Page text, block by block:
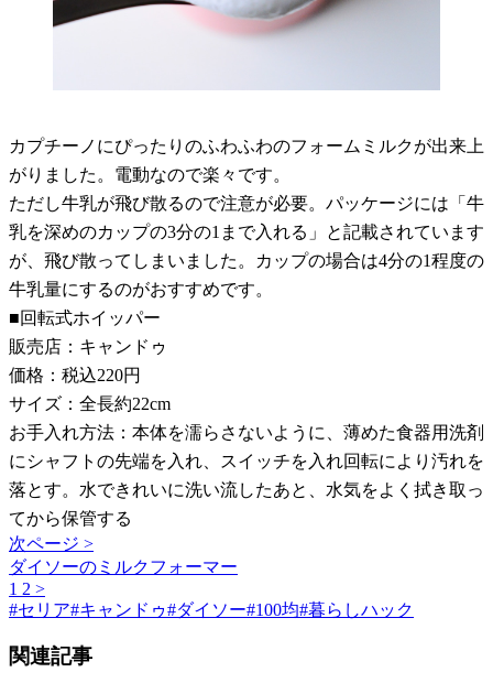
カプチーノにぴったりのふわふわのフォームミルクが出来上
がりました。電動なので楽々です。
ただし牛乳が飛び散るので注意が必要。パッケージには「牛
乳を深めのカップの3分の1まで入れる」と記載されています
が、飛び散ってしまいました。カップの場合は4分の1程度の
牛乳量にするのがおすすめです。
■回転式ホイッパー
販売店：キャンドゥ
価格：税込220円
サイズ：全長約22cm
お手入れ方法：本体を濡らさないように、薄めた食器用洗剤
にシャフトの先端を入れ、スイッチを入れ回転により汚れを
落とす。水できれいに洗い流したあと、水気をよく拭き取っ
てから保管する
次ページ >
ダイソーのミルクフォーマー
1 2 >
#セリア#キャンドゥ#ダイソー#100均#暮らしハック
関連記事